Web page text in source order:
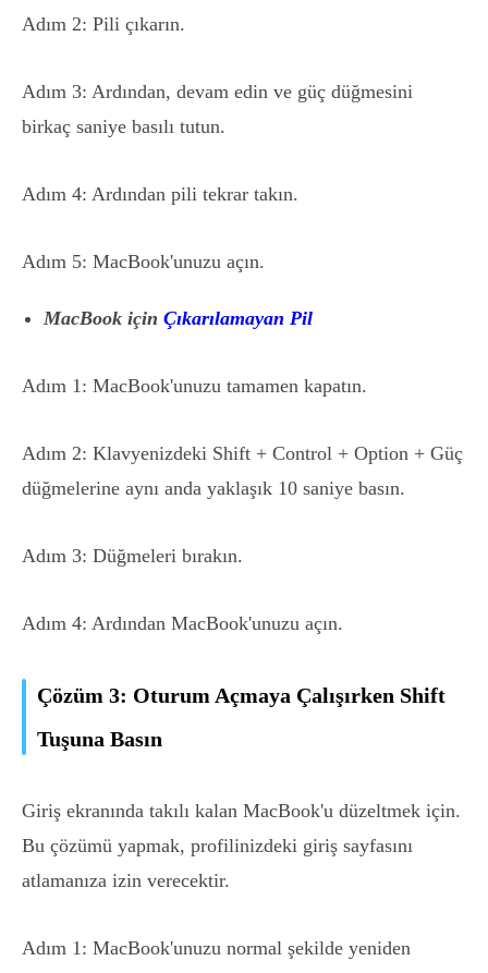
Adım 2: Pili çıkarın.
Adım 3: Ardından, devam edin ve güç düğmesini
birkaç saniye basılı tutun.
Adım 4: Ardından pili tekrar takın.
Adım 5: MacBook'unuzu açın.
MacBook için Çıkarılamayan Pil
Adım 1: MacBook'unuzu tamamen kapatın.
Adım 2: Klavyenizdeki Shift + Control + Option + Güç
düğmelerine aynı anda yaklaşık 10 saniye basın.
Adım 3: Düğmeleri bırakın.
Adım 4: Ardından MacBook'unuzu açın.
Çözüm 3: Oturum Açmaya Çalışırken Shift
Tuşuna Basın
Giriş ekranında takılı kalan MacBook'u düzeltmek için.
Bu çözümü yapmak, profilinizdeki giriş sayfasını
atlamanıza izin verecektir.
Adım 1: MacBook'unuzu normal şekilde yeniden